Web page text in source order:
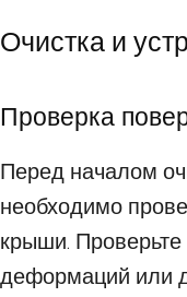
Очистка и
Проверка
Перед началом
необходимо
крыши.
деформаций или